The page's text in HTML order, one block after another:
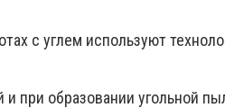
с углем используют
при образовании угольной